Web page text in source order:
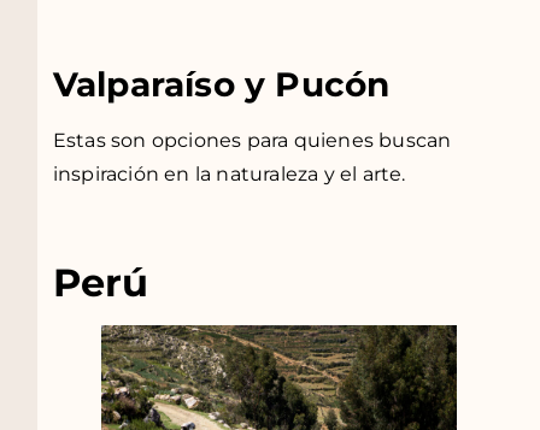
Valparaíso y Pucón
Estas son opciones para quienes buscan
inspiración en la naturaleza y el arte.
Perú